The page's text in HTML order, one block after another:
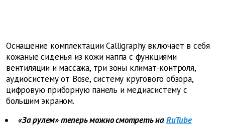
Оснащение комплектации Calligraphy включает в себя
кожаные сиденья из кожи наппа с функциями
вентиляции и массажа, три зоны климат-контроля,
аудиосистему от Bose, систему кругового обзора,
цифровую приборную панель и медиасистему с
большим экраном.
«За рулем» теперь можно смотреть наRuTube